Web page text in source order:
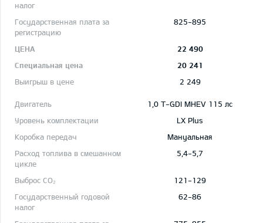
825-895
22 490
20 241
2 249
1,0 T-GDI MHEV 115 лс
LX Plus
Mануальная
5,4-5,7
121-129
62-86